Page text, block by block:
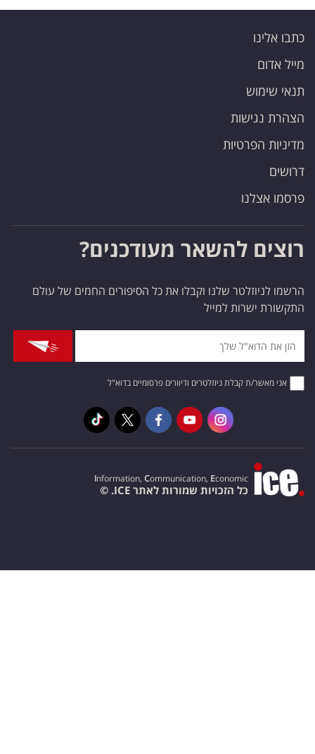
כתבו אלינו
מייל אדום
תנאי שימוש
הצהרת נגישות
מדיניות הפרטיות
דרושים
פרסמו אצלנו
רוצים להשאר מעודכנים?
הרשמו לניוזלטר שלנו וקבלו את כל הסיפורים החמים של עולם
התקשורת ישרות למייל
אני מאשר/ת קבלת ניוזלטרים ודיוורים פרסומיים בדוא"ל
Information, Communication, Economic
כל הזכויות שמורות לאתר ICE. ©